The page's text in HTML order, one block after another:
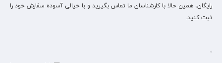
رایگان، همین حالا با کارشناسان ما تماس بگیرید و با خیالی آسوده سفارش خود را
ثبت کنید.